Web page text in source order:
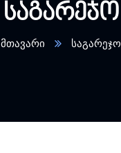
საგარეჯო
მთავარი საგარეჯო